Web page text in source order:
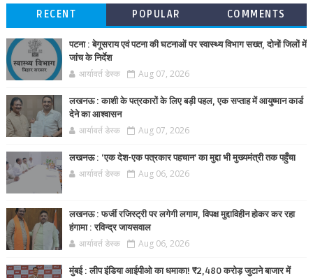
RECENT POPULAR COMMENTS
पटना : बेगूसराय एवं पटना की घटनाओं पर स्वास्थ्य विभाग सख्त, दोनों जिलों में
जांच के निर्देश
आर्यावर्त डेस्क Aug 07, 2026
लखनऊ : काशी के पत्रकारों के लिए बड़ी पहल, एक सप्ताह में आयुष्मान कार्ड
देने का आश्वासन
आर्यावर्त डेस्क Aug 07, 2026
लखनऊ : ‘एक देश-एक पत्रकार पहचान’ का मुद्दा भी मुख्यमंत्री तक पहुँचा
आर्यावर्त डेस्क Aug 06, 2026
लखनऊ : फर्जी रजिस्ट्री पर लगेगी लगाम, विपक्ष मुद्दाविहीन होकर कर रहा
हंगामा : रविन्द्र जायसवाल
आर्यावर्त डेस्क Aug 06, 2026
मुंबई : लीप इंडिया आईपीओ का धमाका! ₹2,480 करोड़ जुटाने बाजार में